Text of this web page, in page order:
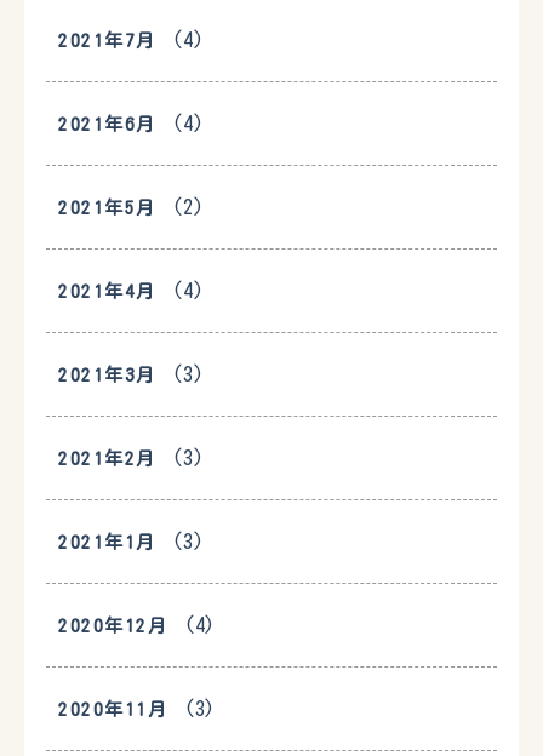
2021年7月 (4)
2021年6月 (4)
2021年5月 (2)
2021年4月 (4)
2021年3月 (3)
2021年2月 (3)
2021年1月 (3)
2020年12月 (4)
2020年11月 (3)